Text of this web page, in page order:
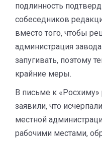
подлинность
собеседников
вместо того, чтобы
администрация
запугивать, поэтому
крайние меры.
В письме к «Росхиму»
заявили, что
местной
рабочими местами,